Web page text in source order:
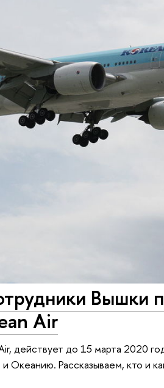
Вышки
Air
до 15 марта 2020
Рассказываем, кто и